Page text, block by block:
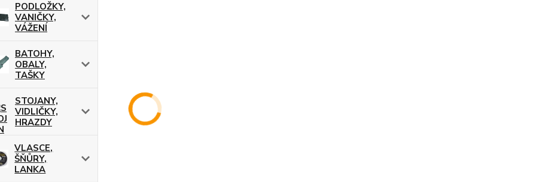
PODLOŽKY,
VANIČKY,
VÁŽENÍ
BATOHY,
OBALY,
TAŠKY
STOJANY,
VIDLIČKY,
HRAZDY
VLASCE,
ŠŇŮRY,
LANKA